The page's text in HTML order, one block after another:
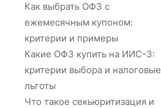
Как выбрать ОФЗ с
ежемесячным купоном:
критерии и примеры
Какие ОФЗ купить на ИИС-3:
критерии выбора и налоговые
льготы
Что такое секьюритизация и